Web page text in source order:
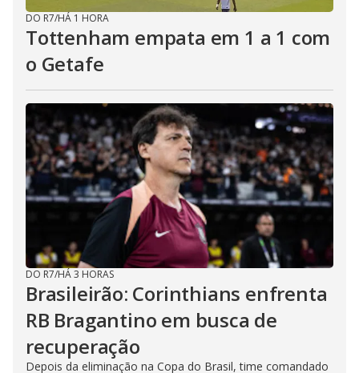
DO R7/HÁ 1 HORA
Tottenham empata em 1 a 1 com
o Getafe
DO R7/HÁ 3 HORAS
Brasileirão: Corinthians enfrenta
RB Bragantino em busca de
recuperação
Depois da eliminação na Copa do Brasil, time comandado